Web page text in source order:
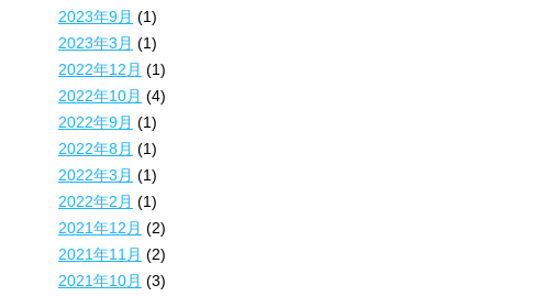
2023年9月 (1)
2023年3月 (1)
2022年12月 (1)
2022年10月 (4)
2022年9月 (1)
2022年8月 (1)
2022年3月 (1)
2022年2月 (1)
2021年12月 (2)
2021年11月 (2)
2021年10月 (3)